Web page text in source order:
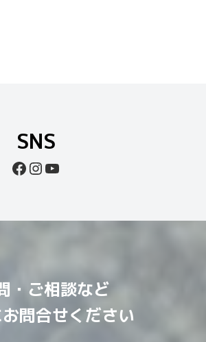
SNS
Facebook
Instagram
YouTube
・ご相談など
問合せください